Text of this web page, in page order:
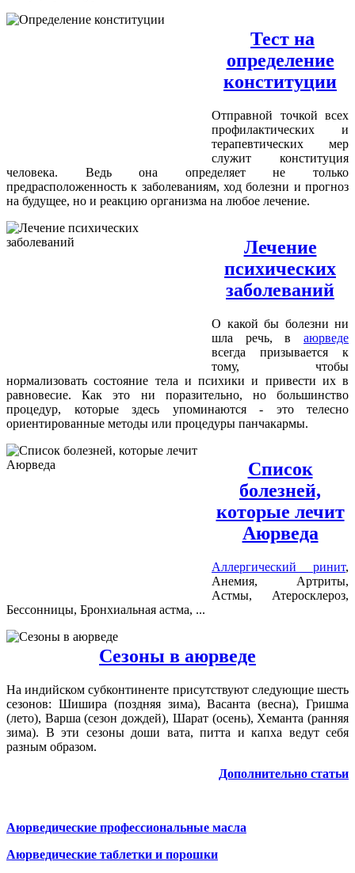
Тест на
определение
конституции
Отправной точкой всех
профилактических и
терапевтических мер
служит конституция
человека. Ведь она определяет не только
предрасположенность к заболеваниям, ход болезни и прогноз
на будущее, но и реакцию организма на любое лечение.
Лечение
психических
заболеваний
О какой бы болезни ни
шла речь, в аюрведе
всегда призывается к
тому, чтобы
нормализовать состояние тела и психики и привести их в
равновесие. Как это ни поразительно, но большинство
процедур, которые здесь упоминаются - это телесно
ориентированные методы или процедуры панчакармы.
Список
болезней,
которые лечит
Аюрведа
Аллергический ринит,
Анемия, Артриты,
Астмы, Атеросклероз,
Бессонницы, Бронхиальная астма, ...
Сезоны в аюрведе
На индийском субконтиненте присутствуют следующие шесть
сезонов: Шишира (поздняя зима), Васанта (весна), Гришма
(лето), Варша (сезон дождей), Шарат (осень), Хеманта (ранняя
зима). В эти сезоны доши вата, питта и капха ведут себя
разным образом.
Дополнительно статьи
Аюрведические профессиональные масла
Аюрведические таблетки и порошки